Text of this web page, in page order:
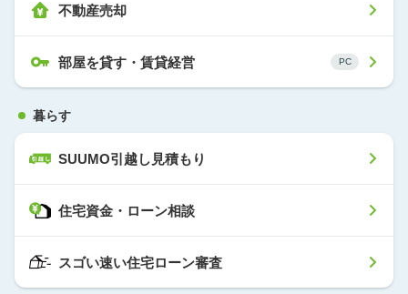
不動産売却
部屋を貸す・賃貸経営
暮らす
SUUMO引越し見積もり
住宅資金・ローン相談
スゴい速い住宅ローン審査